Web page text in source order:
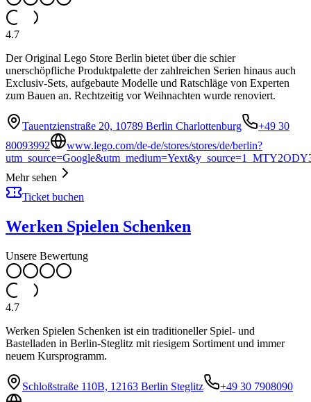
4.7
Der Original Lego Store Berlin bietet über die schier
unerschöpfliche Produktpalette der zahlreichen Serien hinaus auch
Exclusiv-Sets, aufgebaute Modelle und Ratschläge von Experten
zum Bauen an. Rechtzeitig vor Weihnachten wurde renoviert.
Tauentzienstraße 20, 10789 Berlin Charlottenburg
+49 30
80093992
www.lego.com/de-de/stores/stores/de/berlin?
Mehr sehen
Ticket buchen
Werken Spielen Schenken
Unsere Bewertung
4.7
Werken Spielen Schenken ist ein traditioneller Spiel- und
Bastelladen in Berlin-Steglitz mit riesigem Sortiment und immer
neuem Kursprogramm.
Schloßstraße 110B, 12163 Berlin Steglitz
+49 30 7908090